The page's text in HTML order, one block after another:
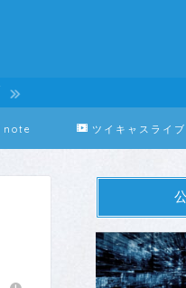
note ツイキャスライブ